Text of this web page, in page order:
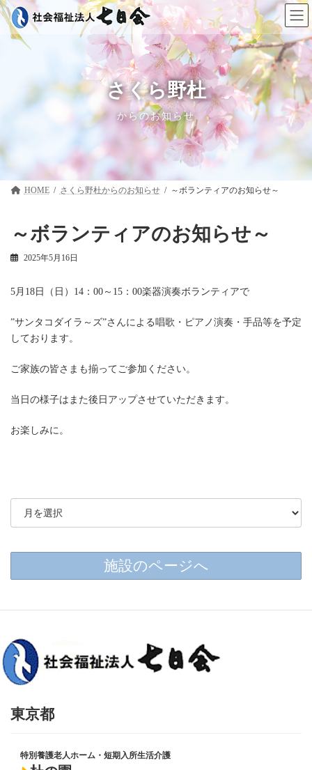
コ
ン
ナ
ビ
さくら野杜
からのお知らせ
HOME さくら野杜 ～ボランティアのお知らせ～
～ボランティアのお知らせ～
2025年5月16日
5月18日（日）14：00～15：00楽器演奏ボランティアで
”サンタコダイラ～ズ”さんによる唱歌・ピアノ演奏・手品等を予定
しております。
ご家族の皆さまも揃ってご参加ください。
当日の様子はまた後日アップさせていただきます。
お楽しみに。
施設のページへ
東京都
特別養護老人ホーム・短期入所生活介護